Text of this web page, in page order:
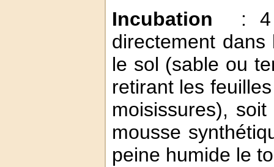
Incubation
: 4
directement
le sol (sable ou
retirant les
moisissures),
mousse
peine humide le